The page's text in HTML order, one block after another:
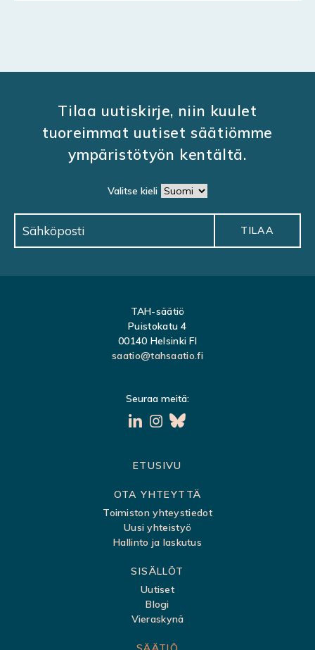
Tilaa uutiskirje, niin kuulet
tuoreimmat uutiset säätiömme
ympäristötyön kentältä.
Valitse kieli
TAH-säätiö
Puistokatu 4
00140 Helsinki FI
saatio@tahsaatio.fi
Seuraa meitä:
ETUSIVU
OTA YHTEYTTÄ
Toimiston yhteystiedot
Uusi yhteistyö
Hallinto ja laskutus
SISÄLLÖT
Uutiset
Blogi
Vieraskynä